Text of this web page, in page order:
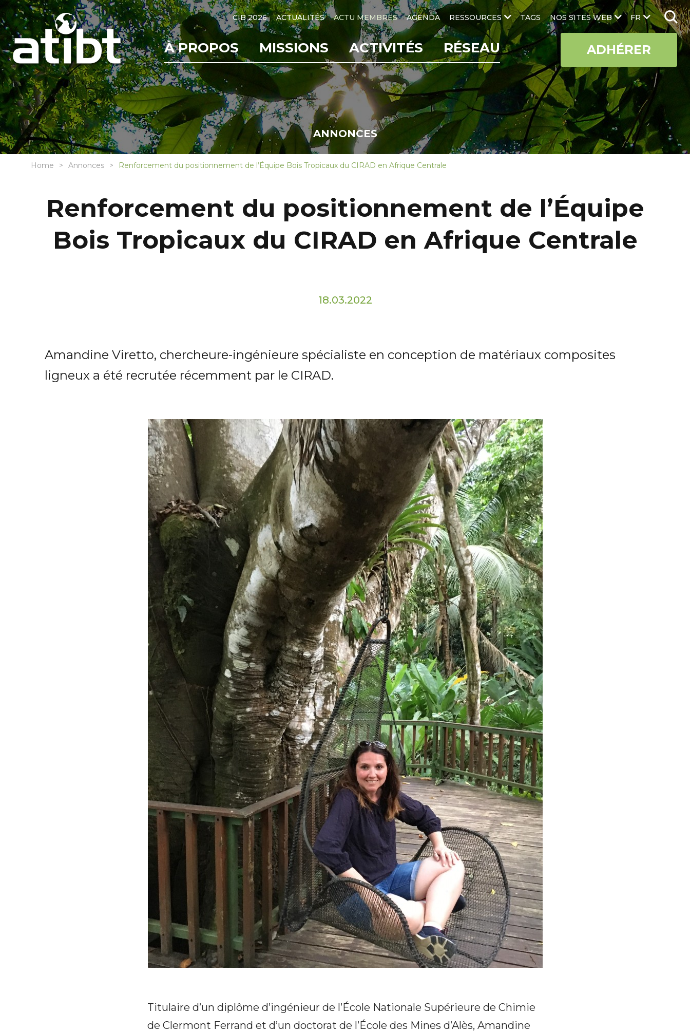
FR
CIB 2026 ACTUALITÉS ACTU MEMBRES AGENDA RESSOURCES TAGS NOS SITES WEB
À PROPOS MISSIONS ACTIVITÉS RÉSEAU ADHÉRER
ANNONCES
Home Annonces Renforcement du positionnement de l’Équipe Bois Tropicaux du CIRAD en Afrique Centrale
Renforcement du positionnement de l’Équipe
Bois Tropicaux du CIRAD en Afrique Centrale
18.03.2022
Amandine Viretto, chercheure-ingénieure spécialiste en conception de matériaux composites
ligneux a été recrutée récemment par le CIRAD.
Titulaire d’un diplôme d’ingénieur de l’École Nationale Supérieure de Chimie
de Clermont Ferrand et d’un doctorat de l’École des Mines d’Alès, Amandine